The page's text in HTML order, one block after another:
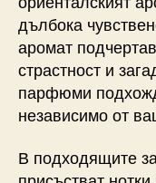
дълбока
аромат
страстност и
парфюми
независимо от
В подходящите